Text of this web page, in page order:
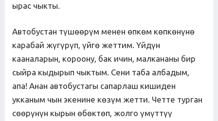
ырас чыкты.
Автобустан түшөөрүм менен өпкөм көпкөнүнө
карабай жүгүрүп, үйгө жеттим. Үйдүн
кааналарын, короону, бак ичин, малкананы бир
сыйра кыдырып чыктым. Сени таба албадым,
апа! Анан автобустагы сапарлаш кишиден
укканым чын экенине көзүм жетти. Четте турган
сөөрүнүн кырын өбөктөп, жолго үмүттүү